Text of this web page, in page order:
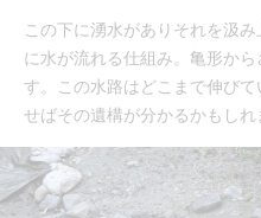
この下に湧水がありそれを汲
に水が流れる仕組み。亀形か
す。この水路はどこまで伸び
せばその遺構が分かるかもしれ